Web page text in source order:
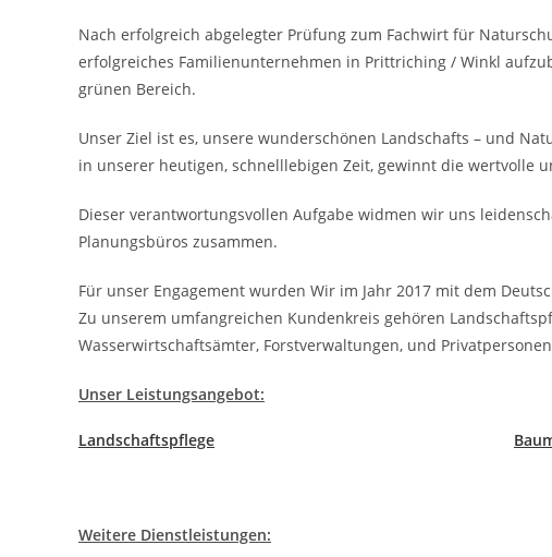
Nach erfolgreich abgelegter Prüfung zum Fachwirt für
erfolgreiches Familienunternehmen in Prittriching / Winkl
grünen Bereich.
Unser Ziel ist es, unsere wunderschönen Landschafts – und
in unserer heutigen, schnelllebigen Zeit, gewinnt die wertvolle
Dieser verantwortungsvollen Aufgabe widmen wir uns
Planungsbüros zusammen.
Für unser Engagement wurden Wir im Jahr 2017 mit dem
Zu unserem umfangreichen Kundenkreis gehören
Wasserwirtschaftsämter, Forstverwaltungen, und
Unser Leistungsangebot:
Landschaftspflege
Weitere Dienstleistungen: